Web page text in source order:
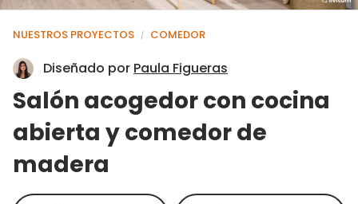
NUESTROS PROYECTOS / COMEDOR
Diseñado por Paula Figueras
Salón acogedor con cocina
abierta y comedor de
madera